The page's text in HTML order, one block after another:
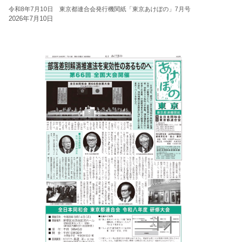
令和8年7月10日 東京都連合会発行機関紙「東京あけぼの」7月号
2026年7月10日